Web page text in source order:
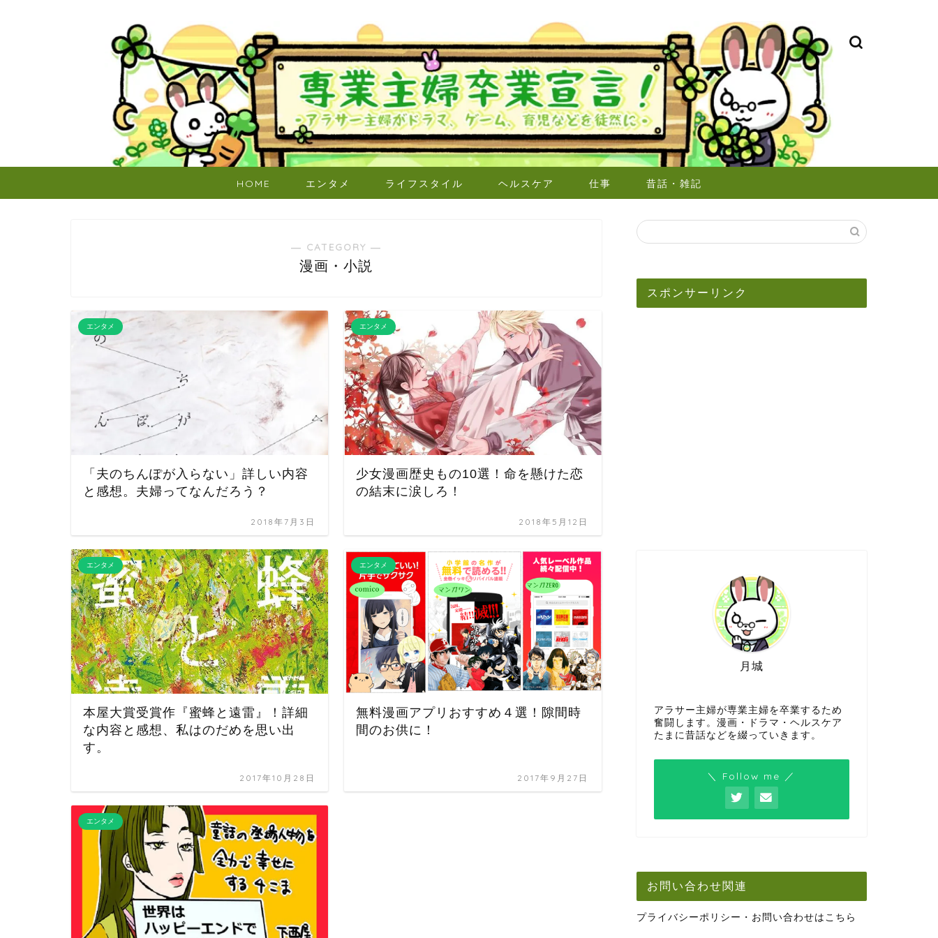
HOME エンタメ ライフスタイル ヘルスケア 仕事 昔話・雑記
― CATEGORY ―
漫画・小説
エンタメ
「夫のちんぽが入らない」詳しい内容
と感想。夫婦ってなんだろう？
2018年7月3日
エンタメ
少女漫画歴史もの10選！命を懸けた恋
の結末に涙しろ！
2018年5月12日
エンタメ
本屋大賞受賞作『蜜蜂と遠雷』！詳細
な内容と感想、私はのだめを思い出
す。
2017年10月28日
エンタメ
無料漫画アプリおすすめ４選！隙間時
間のお供に！
2017年9月27日
エンタメ
スポンサーリンク
月城
アラサー主婦が専業主婦を卒業するため
奮闘します。漫画・ドラマ・ヘルスケア
たまに昔話などを綴っていきます。
＼ Follow me ／
お問い合わせ関連
プライバシーポリシー・お問い合わせはこちら